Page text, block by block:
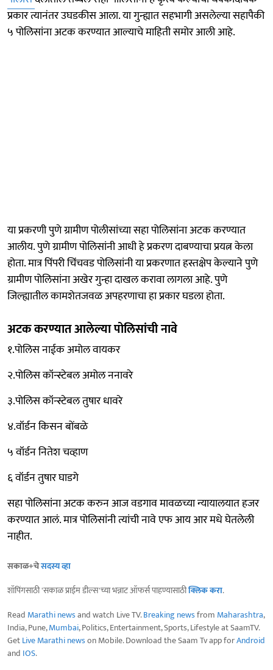
प्रकार त्यानंतर उघडकीस आला. या गुन्ह्यात सहभागी असलेल्या सहापैकी
५ पोलिसांना अटक करण्यात आल्याचे माहिती समोर आली आहे.
या प्रकरणी पुणे ग्रामीण पोलीसांच्या सहा पोलिसांना अटक करण्यात
आलीय. पुणे ग्रामीण पोलिसांनी आधी हे प्रकरण दाबण्याचा प्रयत्न केला
होता. मात्र पिंपरी चिंचवड पोलिसांनी या प्रकरणात हस्तक्षेप केल्याने पुणे
ग्रामीण पोलिसांना अखेर गुन्हा दाखल करावा लागला आहे. पुणे
जिल्ह्यातील कामशेतजवळ अपहरणाचा हा प्रकार घडला होता.
अटक करण्यात आलेल्या पोलिसांची नावे
१.पोलिस नाईक अमोल वायकर
२.पोलिस कॉन्स्टेबल अमोल ननावरे
३.पोलिस कॉन्स्टेबल तुषार धावरे
४.वॉर्डन किसन बोंबळे
५ वॉर्डन नितेश चव्हाण
६ वॉर्डन तुषार घाडगे
सहा पोलिसांना अटक करुन आज वडगाव मावळच्या न्यायालयात हजर
करण्यात आलं. मात्र पोलिसांनी त्यांची नावे एफ आय आर मधे घेतलेली
नाहीत.
सकाळ+चेसदस्य व्हा
शॉपिंगसाठी 'सकाळ प्राईम डील्स'च्या भन्नाट ऑफर्स पाहण्यासाठीक्लिक करा.
Read Marathi newsand watch Live TV.Breaking newsfrom Maharashtra,
India, Pune,Mumbai, Politics, Entertainment, Sports, Lifestyle at SaamTV.
GetLive Marathi newson Mobile. Download the Saam Tv app forAndroid
and IOS.